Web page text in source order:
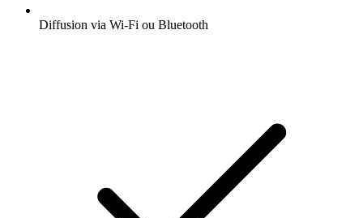
Diffusion via Wi-Fi ou Bluetooth